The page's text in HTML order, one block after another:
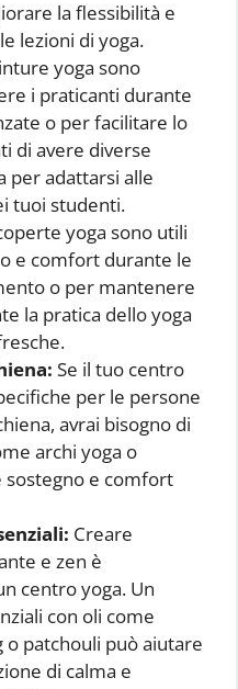
la flessibilità e
lezioni di yoga.
yoga sono
i praticanti durante
o per facilitare lo
di avere diverse
per adattarsi alle
tuoi studenti.
yoga sono utili
e comfort durante le
o per mantenere
la pratica dello yoga
Se il tuo centro
per le persone
avrai bisogno di
archi yoga o
e comfort
Creare
e zen è
centro yoga. Un
con oli come
o patchouli può aiutare
di calma e